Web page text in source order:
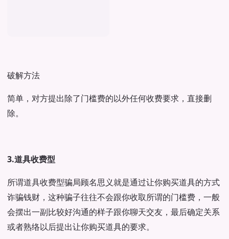
破解方法
简单，对方提出除了门槛费的以外任何收费要求，直接删
除。
3.道具收费型
所谓道具收费型骗局顾名思义就是通过让你购买道具的方式
诈骗钱财，这种骗子往往不会跟你收取所谓的门槛费，一般
会摆出一副比较好沟通的样子跟你聊天交友，最后确定关系
或者熟络以后提出让你购买道具的要求。